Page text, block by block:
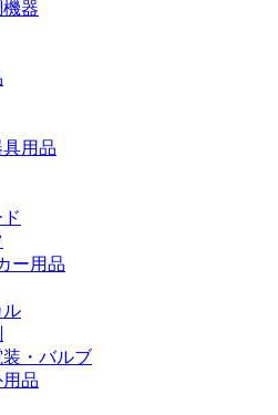
器
用品
ー用品
ル
・バルブ
品